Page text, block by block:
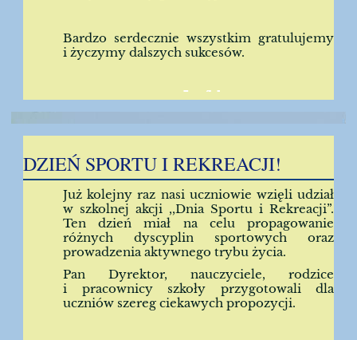
Bardzo serdecznie wszystkim gratulujemy
i życzymy dalszych sukcesów.
41
DZIEŃ SPORTU I REKREACJI!
Już kolejny raz nasi uczniowie wzięli udział
w szkolnej akcji ,,Dnia Sportu i Rekreacji”.
Ten dzień miał na celu propagowanie
różnych dyscyplin sportowych oraz
prowadzenia aktywnego trybu życia.
Pan Dyrektor, nauczyciele, rodzice
i pracownicy szkoły przygotowali dla
uczniów szereg ciekawych propozycji.